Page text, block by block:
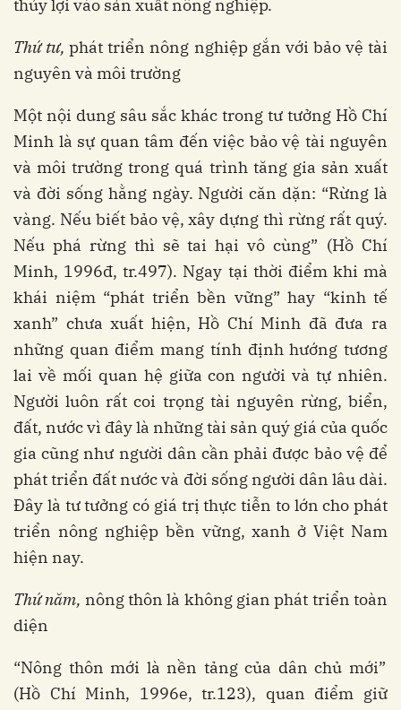
thủy lợi vào sản xuất nông nghiệp.
Thứ tư, phát triển nông nghiệp gắn với bảo vệ tài
nguyên và môi trường
Một nội dung sâu sắc khác trong tư tưởng Hồ Chí
Minh là sự quan tâm đến việc bảo vệ tài nguyên
và môi trường trong quá trình tăng gia sản xuất
và đời sống hằng ngày. Người căn dặn: “Rừng là
vàng. Nếu biết bảo vệ, xây dựng thì rừng rất quý.
Nếu phá rừng thì sẽ tai hại vô cùng” (Hồ Chí
Minh, 1996đ, tr.497). Ngay tại thời điểm khi mà
khái niệm “phát triển bền vững” hay “kinh tế
xanh” chưa xuất hiện, Hồ Chí Minh đã đưa ra
những quan điểm mang tính định hướng tương
lai về mối quan hệ giữa con người và tự nhiên.
Người luôn rất coi trọng tài nguyên rừng, biển,
đất, nước vì đây là những tài sản quý giá của quốc
gia cũng như người dân cần phải được bảo vệ để
phát triển đất nước và đời sống người dân lâu dài.
Đây là tư tưởng có giá trị thực tiễn to lớn cho phát
triển nông nghiệp bền vững, xanh ở Việt Nam
hiện nay.
Thứ năm, nông thôn là không gian phát triển toàn
diện
“Nông thôn mới là nền tảng của dân chủ mới”
(Hồ Chí Minh, 1996e, tr.123), quan điểm giữ